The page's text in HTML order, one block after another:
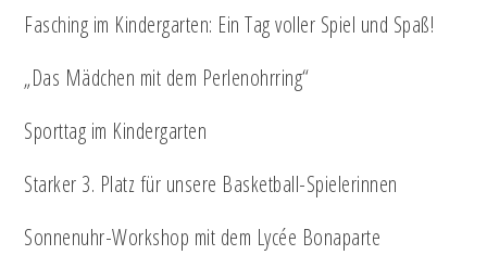
Fasching im Kindergarten: Ein Tag voller Spiel und Spaß!
„Das Mädchen mit dem Perlenohrring“
Sporttag im Kindergarten
Starker 3. Platz für unsere Basketball-Spielerinnen
Sonnenuhr-Workshop mit dem Lycée Bonaparte